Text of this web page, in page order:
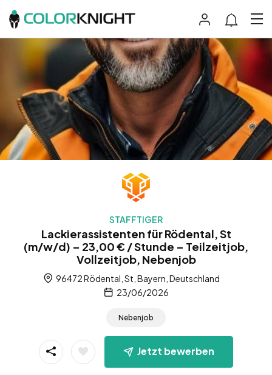
STAFFTIGER
Lackierassistenten für Rödental, St
(m/w/d) – 23,00 € / Stunde – Teilzeitjob,
Vollzeitjob, Nebenjob
96472 Rödental, St, Bayern, Deutschland
23/06/2026
Nebenjob
Jetzt bewerben